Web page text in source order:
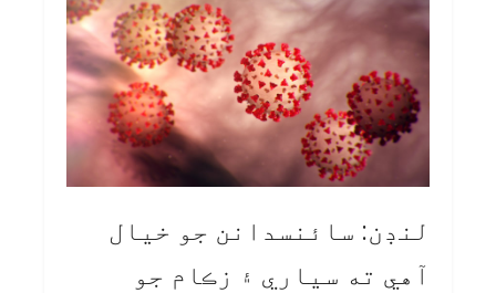
لنڊن: سائنسدانن جو خيال
آهي ته سياري ۽ زڪام جو